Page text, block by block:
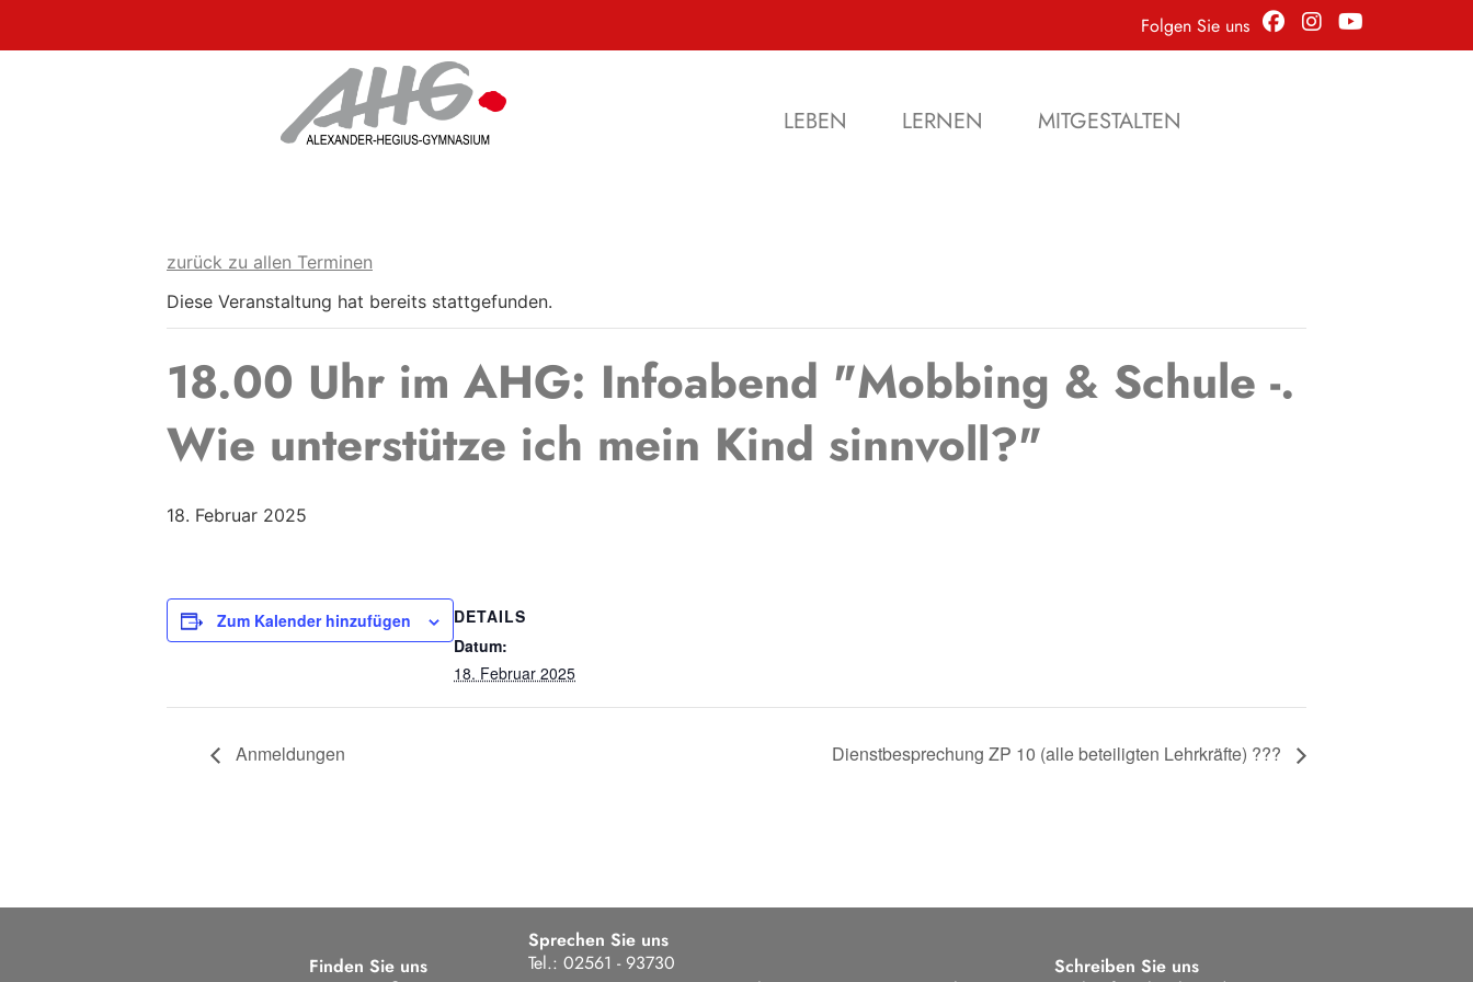
Folgen Sie uns
LEBEN LERNEN MITGESTALTEN
zurück zu allen Terminen
Diese Veranstaltung hat bereits stattgefunden.
18.00 Uhr im AHG: Infoabend "Mobbing & Schule -.
Wie unterstütze ich mein Kind sinnvoll?"
18. Februar 2025
Zum Kalender hinzufügen
DETAILS
Datum:
18. Februar 2025
Anmeldungen Dienstbesprechung ZP 10 (alle beteiligten Lehrkräfte) ???
Finden Sie uns
Sprechen Sie uns
Tel.: 02561 - 93730
Schreiben Sie uns